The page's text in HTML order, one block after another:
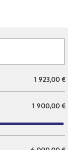
1 923,00 €
1 900,00 €